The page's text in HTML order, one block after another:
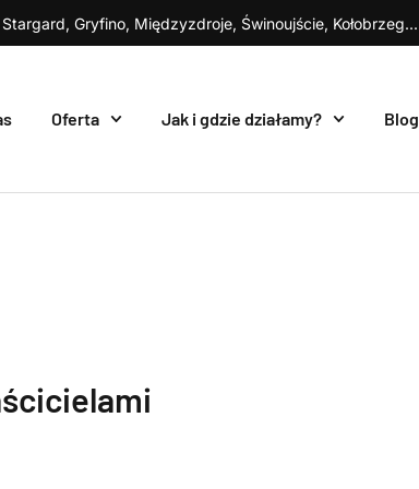
Gryfino, Międzyzdroje, Świnoujście, Kołobrzeg...
Oferta Jak i gdzie działamy? Blog